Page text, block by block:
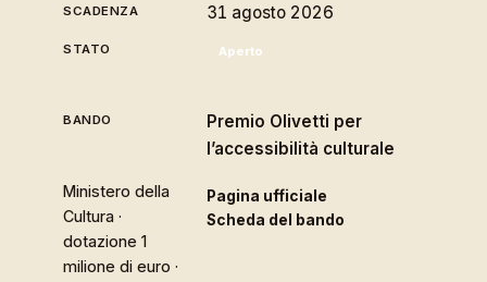
31 agosto 2026
Aperto
Premio Olivetti per
l’accessibilità culturale
Ministero della
Cultura ·
dotazione 1
milione di euro ·
Pagina ufficiale
Scheda del bando